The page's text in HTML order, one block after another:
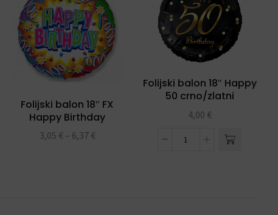
Folijski balon 18″ FX
Happy Birthday
streamers
3,05 € – 6,37 €
Folijski balon 18″ Happy
50 crno/zlatni
4,00 €